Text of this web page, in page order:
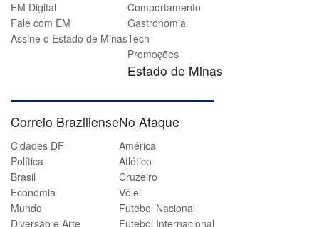
EM Digital
Fale com EM
Assine o Estado de Minas
Comportamento
Gastronomia
Tech
Promoções
Estado de Minas
Correio Braziliense
Cidades DF
Política
Brasil
Economia
Mundo
Diversão e Arte
No Ataque
América
Atlético
Cruzeiro
Vôlei
Futebol Nacional
Futebol Internacional